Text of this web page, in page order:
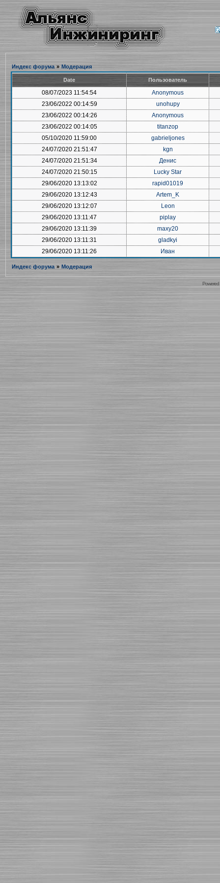
Индекс форума » Модерация
Date Пользователь
08/07/2023 11:54:54
Anonymous
23/06/2022 00:14:59
unohupy
23/06/2022 00:14:26
Anonymous
23/06/2022 00:14:05
titanzop
05/10/2020 11:59:00
gabrieljones
24/07/2020 21:51:47
kgn
24/07/2020 21:51:34
Денис
24/07/2020 21:50:15
Lucky Star
29/06/2020 13:13:02
rapid01019
29/06/2020 13:12:43
Artem_K
29/06/2020 13:12:07
Leon
29/06/2020 13:11:47
piplay
29/06/2020 13:11:39
maxy20
29/06/2020 13:11:31
gladkyi
29/06/2020 13:11:26
Иван
Индекс форума » Модерация